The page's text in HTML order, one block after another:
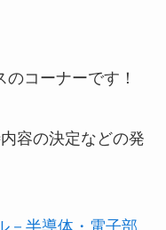
コーナーです！
容の決定などの発